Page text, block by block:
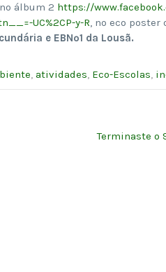
álbum 2 https://
UC%2CP-y-R, no eco poster
e EBNº1 da Lousã.
, atividades, Eco-Escolas,
Terminaste o